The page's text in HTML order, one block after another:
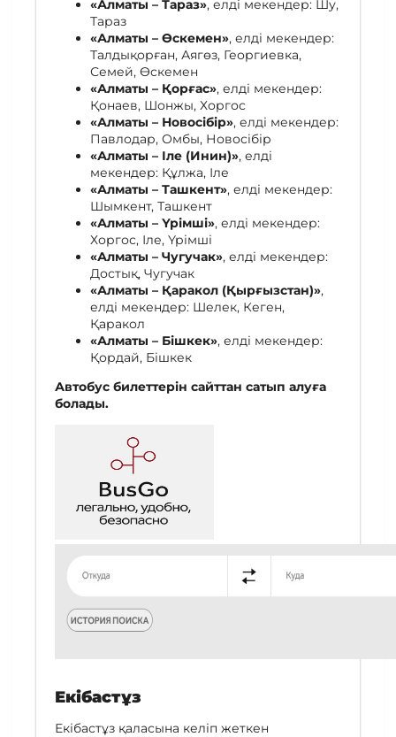
«Алматы – Тараз», елді мекендер: Шу,
Тараз
«Алматы – Өскемен», елді мекендер:
Талдықорған, Аягөз, Георгиевка,
Семей, Өскемен
«Алматы – Қорғас», елді мекендер:
Қонаев, Шонжы, Хоргос
«Алматы – Новосібір», елді мекендер:
Павлодар, Омбы, Новосібір
«Алматы – Іле (Инин)», елді
мекендер: Құлжа, Іле
«Алматы – Ташкент», елді мекендер:
Шымкент, Ташкент
«Алматы – Үрімші», елді мекендер:
Хоргос, Іле, Үрімші
«Алматы – Чугучак», елді мекендер:
Достық, Чугучак
«Алматы – Қаракол (Қырғызстан)»,
елді мекендер: Шелек, Кеген,
Қаракол
«Алматы – Бішкек», елді мекендер:
Қордай, Бішкек
Автобус билеттерін сайттан сатып алуға
болады.
Екібастұз
Екібастұз қаласына келіп жеткен